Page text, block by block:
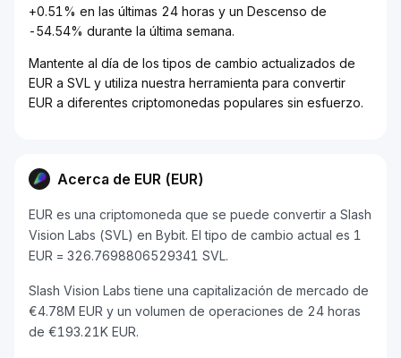
+0.51% en las últimas 24 horas y un Descenso de
-54.54% durante la última semana.
Mantente al día de los tipos de cambio actualizados de
EUR a SVL y utiliza nuestra herramienta para convertir
EUR a diferentes criptomonedas populares sin esfuerzo.
Acerca de EUR (EUR)
EUR es una criptomoneda que se puede convertir a Slash
Vision Labs (SVL) en Bybit. El tipo de cambio actual es 1
EUR = 326.7698806529341 SVL.
Slash Vision Labs tiene una capitalización de mercado de
€4.78M EUR y un volumen de operaciones de 24 horas
de €193.21K EUR.